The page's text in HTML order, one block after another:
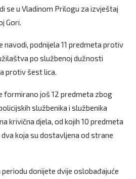
se u Vladinom Prilogu za izvještaj
Gori.
navodi, podnijela 11 predmeta protiv
po službenoj dužnosti
protiv šest lica.
formirano još 12 predmeta zbog
službenika i službenika
krivična djela, od kojih 10 predmeta
koja su dostavljena od strane
donijete dvije oslobađajuće